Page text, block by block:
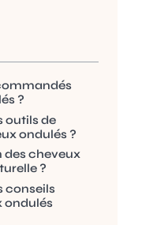
?
outils de
ondulés ?
des cheveux
?
conseils
ondulés